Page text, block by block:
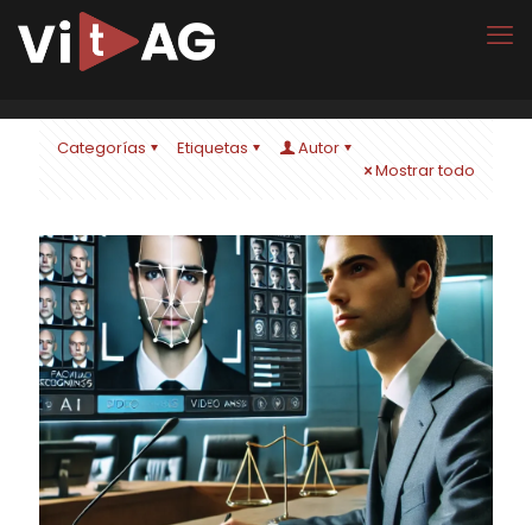
Categorías Etiquetas
Autor
Mostrar todo